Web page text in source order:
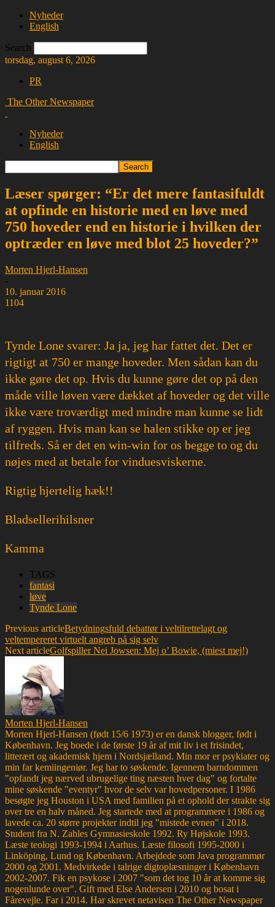
Nyheder
English
Search
torsdag, august 6, 2026
PR
The Other Newspaper
Nyheder
English
Læser spørger: “Er det mere fantasifuldt
at opfinde en historie med en løve med
750 hoveder end en historie i hvilken der
optræder en løve med blot 25 hoveder?”
Morten Hjerl-Hansen
-
10. januar 2016
1104
Tynde Lone svarer: Ja ja, jeg har fattet det. Det er
rigtigt at 750 er mange hoveder. Men sådan kan du
ikke gøre det op. Hvis du kunne gøre det op på den
måde ville løven være dækket af hoveder og det ville
ikke være troværdigt med mindre man kunne se lidt
af ryggen. Hvis man kan se halen stikke op er jeg
tilfreds. Så er det en win-win for os begge to og du
nøjes med at betale for vinduesviskerne.
Rigtig hjertelig hæk!!
Bladsellerihilsner
Kamma
TAGS
fantasi
løve
Tynde Lone
Previous articleBetydningsfuld debattør i veltilrettelagt og
veltempereret virtuelt angreb på sig selv
Next articleGolfspiller Nei Jowsen: Mej o’ Bowie, (miest mej!)
Morten Hjerl-Hansen
Morten Hjerl-Hansen (født 15/6 1973) er en dansk blogger, født i
København. Jeg boede i de første 19 år af mit liv i et frisindet,
litterært og akademisk hjem i Nordsjælland. Min mor er psykiater og
min far kemiingeniør. Jeg har to søskende. Igennem barndommen
"opfandt jeg nærved ubrugelige ting næsten hver dag" og fortalte
mine søskende "eventyr" hvor de selv var hovedpersoner. I 1986
besøgte jeg Houston i USA med familien på et ophold der strakte sig
over tre en halv måned. Jeg startede med at programmere i 1986 og
lavede ca. 20 større projekter indtil jeg "mistede evnen" i 2018.
Student fra N. Zahles Gymnasieskole 1992. Ry Højskole 1993.
Læste teologi 1993-1994 i Aarhus. Læste filosofi 1995-2000 i
Linköping, Lund og København. Arbejdede som Java programmør
2000 og 2001. Medvirkede i talrige digtoplæsninger i København
2002-2007. Fik en psykose i 2007 "som det tog 10 år at komme sig
nogenlunde over". Gift med Else Andersen i 2010 og bosat i
Fårevejle. Far i 2014. Har skrevet netavisen The Other Newspaper